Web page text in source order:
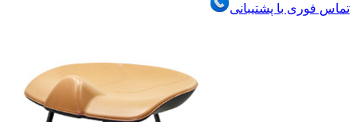
تماس فوری با پشتیبانی